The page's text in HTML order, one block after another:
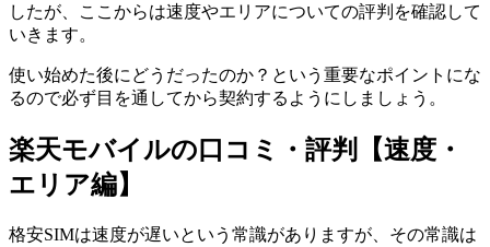
したが、ここからは速度やエリアについての評判を確認して
いきます。
使い始めた後にどうだったのか？という重要なポイントにな
るので必ず目を通してから契約するようにしましょう。
楽天モバイルの口コミ・評判【速度・
エリア編】
格安SIMは速度が遅いという常識がありますが、その常識は